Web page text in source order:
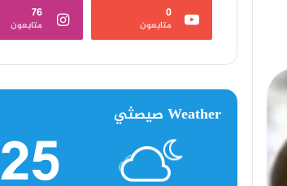
0
متابعون
76
متابعون
Weather صيصثي
25